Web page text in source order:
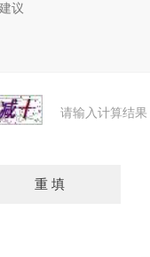
请输入计算结